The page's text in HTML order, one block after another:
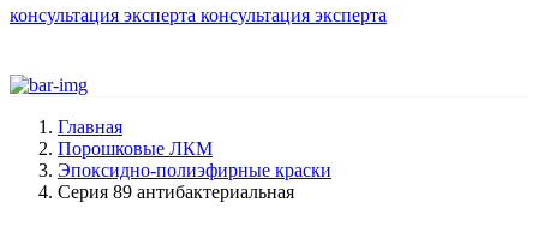
консультация эксперта консультация эксперта
Главная
Порошковые ЛКМ
Эпоксидно-полиэфирные краски
Серия 89 антибактериальная